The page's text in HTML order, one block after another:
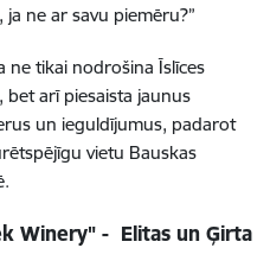
ne ar savu piemēru?”
ne tikai nodrošina Īslīces
arī piesaista jaunus
un ieguldījumus, padarot
vietu Bauskas
Winery" - Elitas un Ģirta